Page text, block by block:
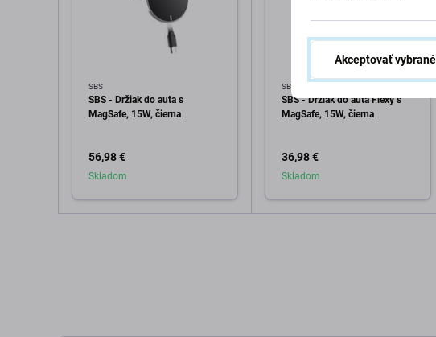
SBS
SBS - Držiak do auta s
MagSafe, 15W, čierna
56,98 €
Skladom
SBS
SBS - Držiak do auta Flexy s
MagSafe, 15W, čierna
36,98 €
Skladom
Akceptovať vybrané